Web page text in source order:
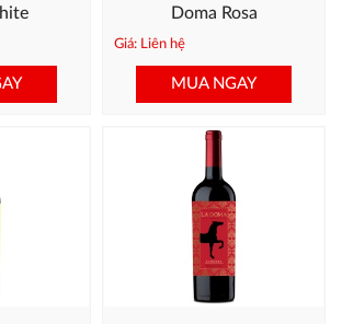
Doma Rosa
Giá: Liên hệ
MUA NGAY